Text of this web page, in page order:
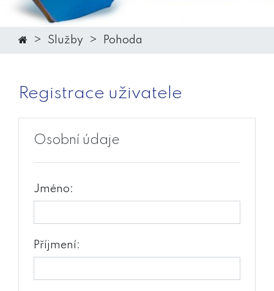
Služby Pohoda
Registrace uživatele
Osobní údaje
Jméno:
Příjmení: